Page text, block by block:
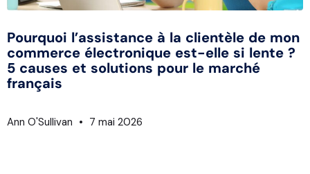
Pourquoi l’assistance à la clientèle de mon
commerce électronique est-elle si lente ?
5 causes et solutions pour le marché
français
Ann O'Sullivan 7 mai 2026